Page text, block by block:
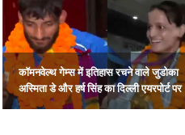
कॉमनवेल्थ गेम्स में इतिहास रचने वाले जुडोका
अस्मिता डे और हर्ष सिंह का दिल्ली एयरपोर्ट पर
भव्य स्वागत.